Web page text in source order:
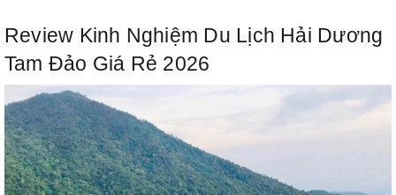
Review Kinh Nghiệm Du Lịch Hải Dương
Tam Đảo Giá Rẻ 2026